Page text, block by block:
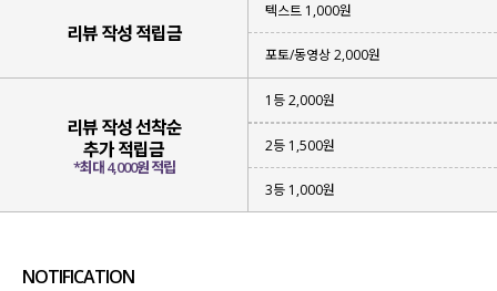
리뷰 작성 적립금
텍스트 1,000원
포토/동영상 2,000원
리뷰 작성 선착순
추가 적립금
*최대 4,000원 적립
1등 2,000원
2등 1,500원
3등 1,000원
NOTIFICATION